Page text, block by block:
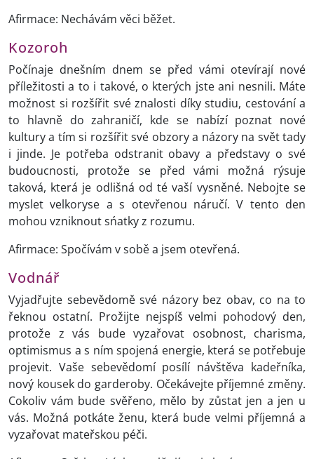
Afirmace: Nechávám věci běžet.
Kozoroh
Počínaje dnešním dnem se před vámi otevírají nové
příležitosti a to i takové, o kterých jste ani nesnili. Máte
možnost si rozšířit své znalosti díky studiu, cestování a
to hlavně do zahraničí, kde se nabízí poznat nové
kultury a tím si rozšířit své obzory a názory na svět tady
i jinde. Je potřeba odstranit obavy a představy o své
budoucnosti, protože se před vámi možná rýsuje
taková, která je odlišná od té vaší vysněné. Nebojte se
myslet velkoryse a s otevřenou náručí. V tento den
mohou vzniknout sńatky z rozumu.
Afirmace: Spočívám v sobě a jsem otevřená.
Vodnář
Vyjadřujte sebevědomě své názory bez obav, co na to
řeknou ostatní. Prožijte nejspíš velmi pohodový den,
protože z vás bude vyzařovat osobnost, charisma,
optimismus a s ním spojená energie, která se potřebuje
projevit. Vaše sebevědomí posílí návštěva kadeřníka,
nový kousek do garderoby. Očekávejte příjemné změny.
Cokoliv vám bude svěřeno, mělo by zůstat jen a jen u
vás. Možná potkáte ženu, která bude velmi příjemná a
vyzařovat mateřskou péči.